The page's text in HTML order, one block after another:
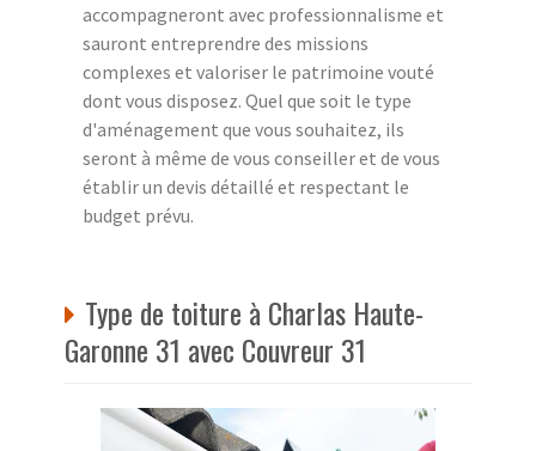
accompagneront avec professionnalisme et
sauront entreprendre des missions
complexes et valoriser le patrimoine vouté
dont vous disposez. Quel que soit le type
d'aménagement que vous souhaitez, ils
seront à même de vous conseiller et de vous
établir un devis détaillé et respectant le
budget prévu.
Type de toiture à Charlas Haute-
Garonne 31 avec Couvreur 31